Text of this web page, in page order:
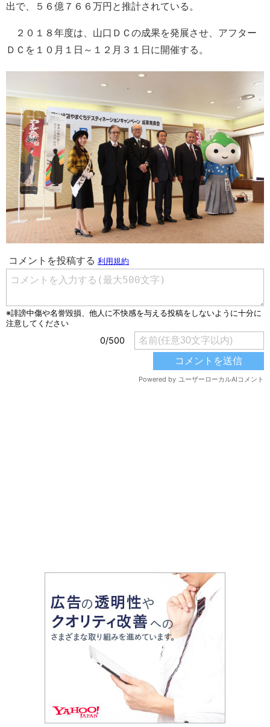
出で、５６億７６６万円と推計されている。
２０１８年度は、山口ＤＣの成果を発展させ、アフター
ＤＣを１０月１日～１２月３１日に開催する。